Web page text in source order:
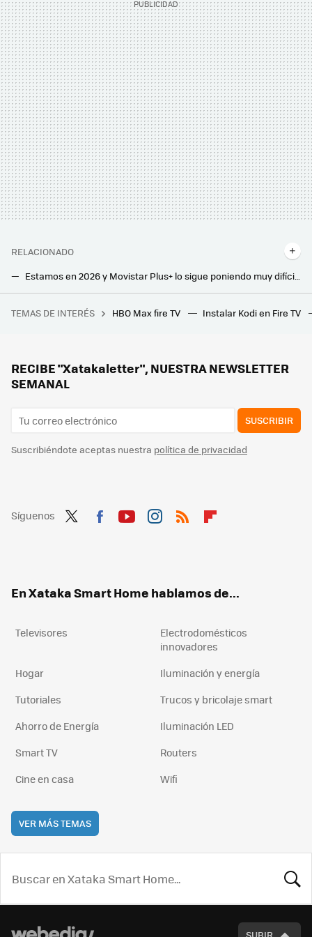
RELACIONADO
Estamos en 2026 y Movistar Plus+ lo sigue poniendo muy difícil: ver el fútbol a pantalla grande fuera de casa sigue siendo un lío
SkyShowtime se marca un Netflix o un Disney+ y sube el precio: esto es lo que tendrás que pagar a partir de ahora
Es el juego más bonito de PS5 y uno de los mejores videojuegos de acción y aventura de la consola: ahora está de oferta
TEMAS DE INTERÉS HBO Max fire TV Instalar Kodi en Fire TV
RECIBE "Xatakaletter", NUESTRA NEWSLETTER
SEMANAL
SUSCRIBIR
Suscribiéndote aceptas nuestra política de privacidad
Síguenos
En Xataka Smart Home hablamos de...
Televisores
Electrodomésticos
innovadores
Hogar
Iluminación y energía
Tutoriales
Trucos y bricolaje smart
Ahorro de Energía
Iluminación LED
Smart TV
Routers
Cine en casa
Wifi
VER MÁS TEMAS